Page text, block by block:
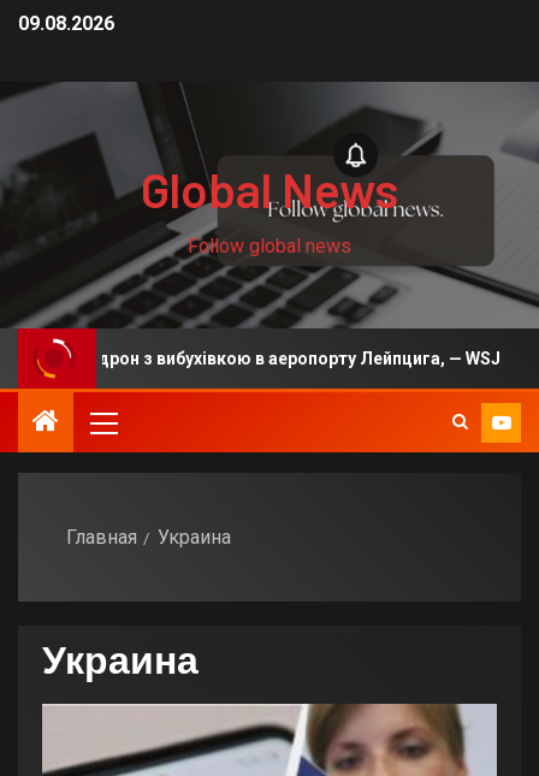
09.08.2026
Global News
Follow global news
дрон з вибухівкою в аеропорту Лейпцига, — WSJ
Главная Украина
Украина